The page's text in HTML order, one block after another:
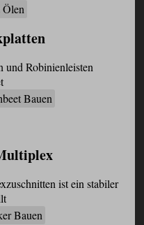
und Robinienleisten
Bauen
ist ein stabiler
Bauen